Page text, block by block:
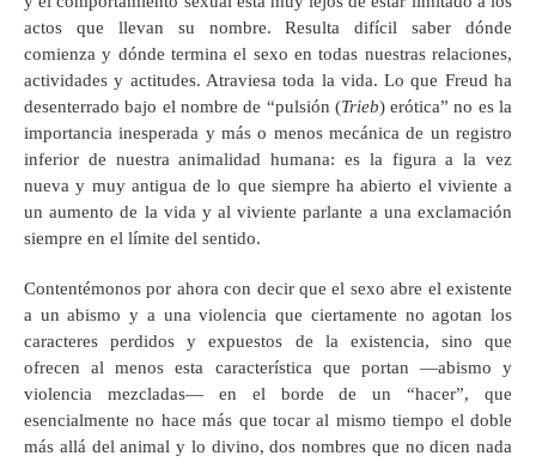
actos que llevan su nombre. Resulta difícil saber dónde
comienza y dónde termina el sexo en todas nuestras relaciones,
actividades y actitudes. Atraviesa toda la vida. Lo que Freud ha
desenterrado bajo el nombre de “pulsión (Trieb) erótica” no es la
importancia inesperada y más o menos mecánica de un registro
inferior de nuestra animalidad humana: es la figura a la vez
nueva y muy antigua de lo que siempre ha abierto el viviente a
un aumento de la vida y al viviente parlante a una exclamación
siempre en el límite del sentido.
Contentémonos por ahora con decir que el sexo abre el existente
a un abismo y a una violencia que ciertamente no agotan los
caracteres perdidos y expuestos de la existencia, sino que
ofrecen al menos esta característica que portan —abismo y
violencia mezcladas— en el borde de un “hacer”, que
esencialmente no hace más que tocar al mismo tiempo el doble
más allá del animal y lo divino, dos nombres que no dicen nada